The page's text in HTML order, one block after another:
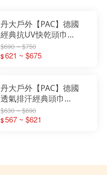
丹大戶外【PAC】德國
經典抗UV快乾頭巾
PAC8890│口罩│髮帶│帽
子│頭帶│領巾│透氣│抗
$690 ~ $750
$621 ~ $675
丹大戶外【PAC】德國
透氣排汗經典頭巾
PAC8810│口罩│髮帶│帽
子│頭帶│領巾│透氣│抗
$630 ~ $690
$567 ~ $621